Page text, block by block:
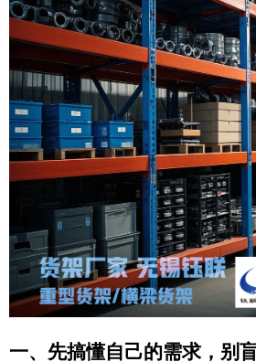
一、先搞懂自己的需求，别